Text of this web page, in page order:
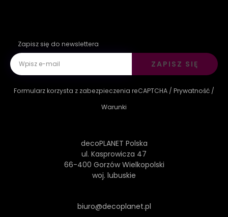
Zapisz się do newslettera
ZAPISZ SIĘ
Formularz korzysta z zabezpieczenia reCAPTCHA / Prywatność /
Warunki
decoPLANET Polska
ul. Kasprowicza 47
66-400 Gorzów Wielkopolski
woj. lubuskie
biuro@decoplanet.pl